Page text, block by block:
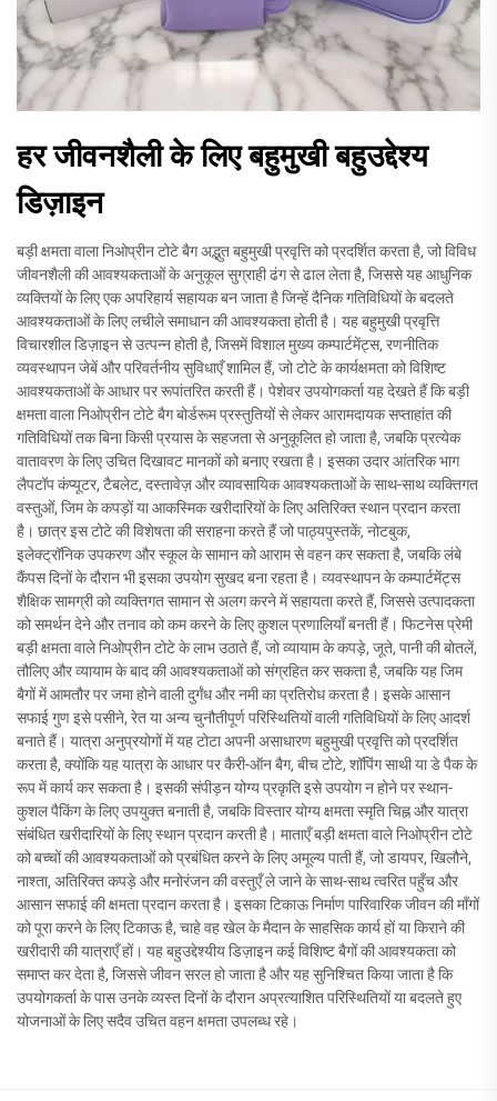
हर जीवनशैली के लिए बहुमुखी बहुउद्देश्य
डिज़ाइन
बड़ी क्षमता वाला निओप्रीन टोटे बैग अद्भुत बहुमुखी प्रवृत्ति को प्रदर्शित करता है, जो विविध
जीवनशैली की आवश्यकताओं के अनुकूल सुग्राही ढंग से ढाल लेता है, जिससे यह आधुनिक
व्यक्तियों के लिए एक अपरिहार्य सहायक बन जाता है जिन्हें दैनिक गतिविधियों के बदलते
आवश्यकताओं के लिए लचीले समाधान की आवश्यकता होती है। यह बहुमुखी प्रवृत्ति
विचारशील डिज़ाइन से उत्पन्न होती है, जिसमें विशाल मुख्य कम्पार्टमेंट्स, रणनीतिक
व्यवस्थापन जेबें और परिवर्तनीय सुविधाएँ शामिल हैं, जो टोटे के कार्यक्षमता को विशिष्ट
आवश्यकताओं के आधार पर रूपांतरित करती हैं। पेशेवर उपयोगकर्ता यह देखते हैं कि बड़ी
क्षमता वाला निओप्रीन टोटे बैग बोर्डरूम प्रस्तुतियों से लेकर आरामदायक सप्ताहांत की
गतिविधियों तक बिना किसी प्रयास के सहजता से अनुकूलित हो जाता है, जबकि प्रत्येक
वातावरण के लिए उचित दिखावट मानकों को बनाए रखता है। इसका उदार आंतरिक भाग
लैपटॉप कंप्यूटर, टैबलेट, दस्तावेज़ और व्यावसायिक आवश्यकताओं के साथ-साथ व्यक्तिगत
वस्तुओं, जिम के कपड़ों या आकस्मिक खरीदारियों के लिए अतिरिक्त स्थान प्रदान करता
है। छात्र इस टोटे की विशेषता की सराहना करते हैं जो पाठ्यपुस्तकें, नोटबुक,
इलेक्ट्रॉनिक उपकरण और स्कूल के सामान को आराम से वहन कर सकता है, जबकि लंबे
कैंपस दिनों के दौरान भी इसका उपयोग सुखद बना रहता है। व्यवस्थापन के कम्पार्टमेंट्स
शैक्षिक सामग्री को व्यक्तिगत सामान से अलग करने में सहायता करते हैं, जिससे उत्पादकता
को समर्थन देने और तनाव को कम करने के लिए कुशल प्रणालियाँ बनती हैं। फिटनेस प्रेमी
बड़ी क्षमता वाले निओप्रीन टोटे के लाभ उठाते हैं, जो व्यायाम के कपड़े, जूते, पानी की बोतलें,
तौलिए और व्यायाम के बाद की आवश्यकताओं को संग्रहित कर सकता है, जबकि यह जिम
बैगों में आमतौर पर जमा होने वाली दुर्गंध और नमी का प्रतिरोध करता है। इसके आसान
सफाई गुण इसे पसीने, रेत या अन्य चुनौतीपूर्ण परिस्थितियों वाली गतिविधियों के लिए आदर्श
बनाते हैं। यात्रा अनुप्रयोगों में यह टोटा अपनी असाधारण बहुमुखी प्रवृत्ति को प्रदर्शित
करता है, क्योंकि यह यात्रा के आधार पर कैरी-ऑन बैग, बीच टोटे, शॉपिंग साथी या डे पैक के
रूप में कार्य कर सकता है। इसकी संपीड़न योग्य प्रकृति इसे उपयोग न होने पर स्थान-
कुशल पैकिंग के लिए उपयुक्त बनाती है, जबकि विस्तार योग्य क्षमता स्मृति चिह्न और यात्रा
संबंधित खरीदारियों के लिए स्थान प्रदान करती है। माताएँ बड़ी क्षमता वाले निओप्रीन टोटे
को बच्चों की आवश्यकताओं को प्रबंधित करने के लिए अमूल्य पाती हैं, जो डायपर, खिलौने,
नाश्ता, अतिरिक्त कपड़े और मनोरंजन की वस्तुएँ ले जाने के साथ-साथ त्वरित पहुँच और
आसान सफाई की क्षमता प्रदान करता है। इसका टिकाऊ निर्माण पारिवारिक जीवन की माँगों
को पूरा करने के लिए टिकाऊ है, चाहे वह खेल के मैदान के साहसिक कार्य हों या किराने की
खरीदारी की यात्राएँ हों। यह बहुउद्देश्यीय डिज़ाइन कई विशिष्ट बैगों की आवश्यकता को
समाप्त कर देता है, जिससे जीवन सरल हो जाता है और यह सुनिश्चित किया जाता है कि
उपयोगकर्ता के पास उनके व्यस्त दिनों के दौरान अप्रत्याशित परिस्थितियों या बदलते हुए
योजनाओं के लिए सदैव उचित वहन क्षमता उपलब्ध रहे।